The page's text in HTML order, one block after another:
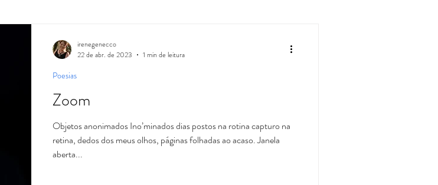
Zoom
Objetos anonimados Ino’minados dias postos na rotina capturo na
retina, dedos dos meus olhos, páginas folhadas ao acaso. Janela
aberta...
Poesias
irenegenecco
22 de abr. de 2023
1 min de leitura